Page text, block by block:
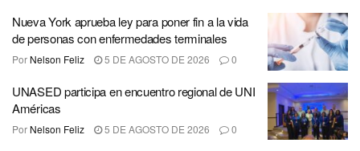
Nueva York aprueba ley para poner fin a la vida
de personas con enfermedades terminales
Por Nelson Feliz 5 DE AGOSTO DE 2026 0
UNASED participa en encuentro regional de UNI
Américas
Por Nelson Feliz 5 DE AGOSTO DE 2026 0